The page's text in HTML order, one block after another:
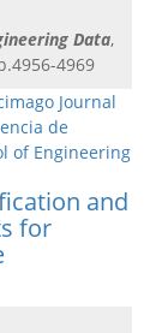
Data,
4969
Journal
de
of Engineering
and
for